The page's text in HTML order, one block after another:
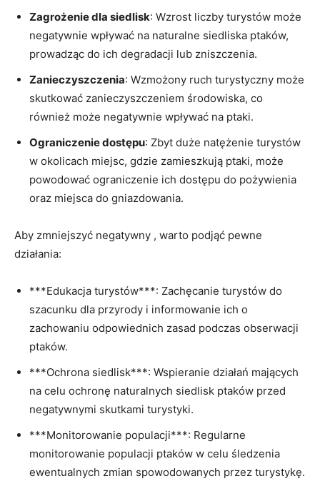
Zagrożenie dla siedlisk: Wzrost liczby turystów może
negatywnie wpływać na naturalne siedliska ptaków,
prowadząc do ich degradacji lub zniszczenia.
Zanieczyszczenia: Wzmożony ruch turystyczny może
skutkować zanieczyszczeniem środowiska, co
również może negatywnie wpływać na ptaki.
Ograniczenie dostępu: Zbyt duże natężenie turystów
w okolicach miejsc, gdzie zamieszkują ptaki, może
powodować ograniczenie ich dostępu do pożywienia
oraz miejsca do gniazdowania.
Aby zmniejszyć negatywny , warto podjąć pewne
działania:
***Edukacja turystów***: Zachęcanie turystów do
szacunku dla przyrody i informowanie ich o
zachowaniu odpowiednich zasad podczas obserwacji
ptaków.
***Ochrona siedlisk***: Wspieranie działań mających
na celu ochronę naturalnych siedlisk ptaków przed
negatywnymi skutkami turystyki.
***Monitorowanie populacji***: Regularne
monitorowanie populacji ptaków w celu śledzenia
ewentualnych zmian spowodowanych przez turystykę.